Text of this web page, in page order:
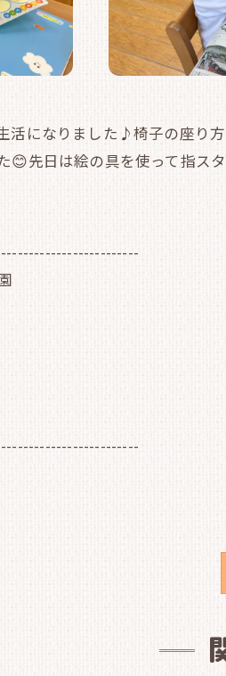
活になりました♪椅子の座り
😊先日は絵の具を使って指